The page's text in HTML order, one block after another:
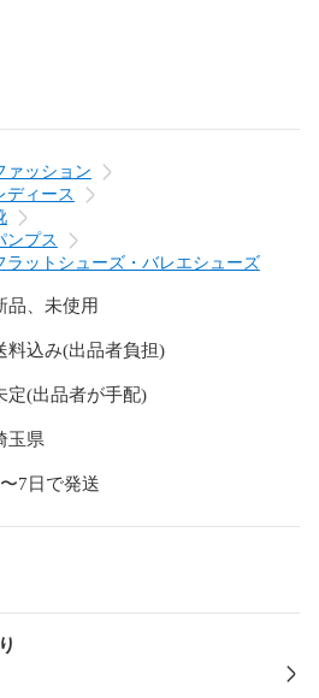
ァッション
ディース
ンプス
ラットシューズ・バレエシューズ
品、未使用
料込み(出品者負担)
定(出品者が手配)
玉県
7日で発送